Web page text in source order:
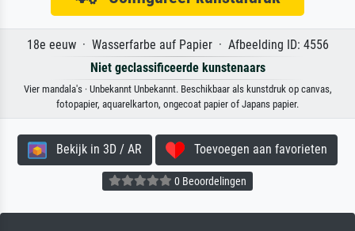
18e eeuw · Wasserfarbe auf Papier · Afbeelding ID: 4556
Niet geclassificeerde kunstenaars
Vier mandala's · Unbekannt Unbekannt. Beschikbaar als kunstdruk op canvas,
fotopapier, aquarelkarton, ongecoat papier of Japans papier.
Bekijk in 3D / AR Toevoegen aan favorieten
0 Beoordelingen